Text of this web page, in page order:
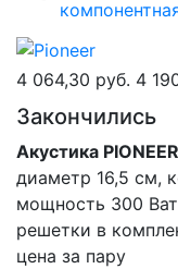
4 064,30 руб. 4
Закончились
Акустика
диаметр 16,5 см,
мощность 300
решетки в
цена за пару